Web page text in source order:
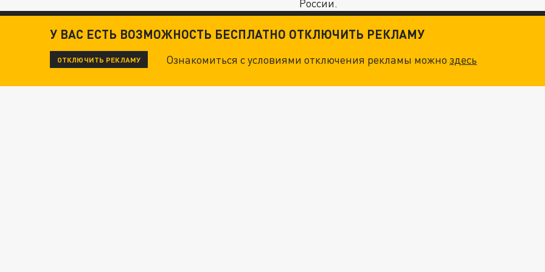
России.
У ВАС ЕСТЬ ВОЗМОЖНОСТЬ БЕСПЛАТНО ОТКЛЮЧИТЬ РЕКЛАМУ
ОТКЛЮЧИТЬ РЕКЛАМУ Ознакомиться с условиями отключения рекламы можноздесь